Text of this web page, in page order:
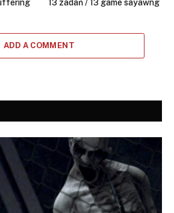
13 zadań / 13 game sayawng
ADD A COMMENT